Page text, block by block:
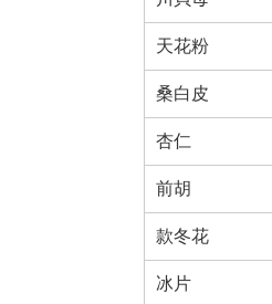
天花粉
桑白皮
杏仁
前胡
款冬花
冰片